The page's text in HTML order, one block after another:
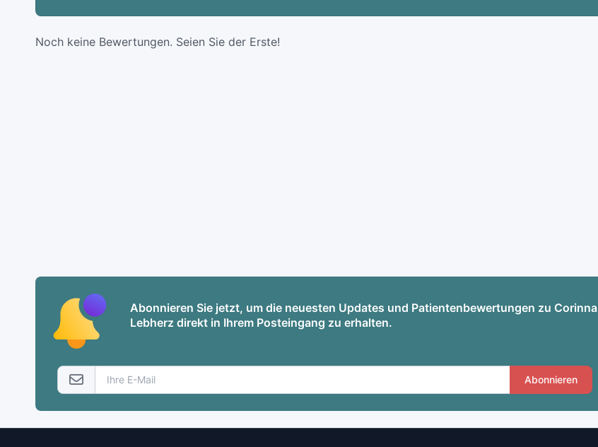
Noch keine Bewertungen. Seien Sie der Erste!
Abonnieren Sie jetzt, um die neuesten Updates und Patientenbewertungen zu Corinna
Lebherz direkt in Ihrem Posteingang zu erhalten.
Abonnieren